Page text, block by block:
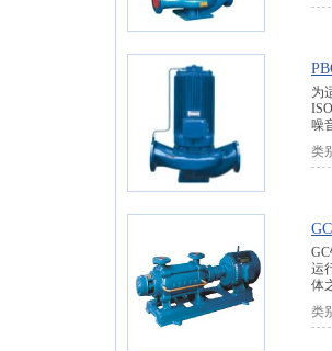
为
噪
类
运
体
类